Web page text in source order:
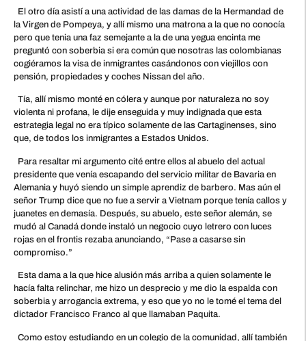
El otro día asistí a una actividad de las damas de la Hermandad de
la Virgen de Pompeya, y allí mismo una matrona a la que no conocía
pero que tenia una faz semejante a la de una yegua encinta me
preguntó con soberbia si era común que nosotras las colombianas
cogiéramos la visa de inmigrantes casándonos con viejillos con
pensión, propiedades y coches Nissan del año.
Tía, allí mismo monté en cólera y aunque por naturaleza no soy
violenta ni profana, le dije enseguida y muy indignada que esta
estrategia legal no era típico solamente de las Cartaginenses, sino
que, de todos los inmigrantes a Estados Unidos.
Para resaltar mi argumento cité entre ellos al abuelo del actual
presidente que venía escapando del servicio militar de Bavaria en
Alemania y huyó siendo un simple aprendiz de barbero. Mas aún el
señor Trump dice que no fue a servir a Vietnam porque tenía callos y
juanetes en demasía. Después, su abuelo, este señor alemán, se
mudó al Canadá donde instaló un negocio cuyo letrero con luces
rojas en el frontis rezaba anunciando, “Pase a casarse sin
compromiso.”
Esta dama a la que hice alusión más arriba a quien solamente le
hacía falta relinchar, me hizo un desprecio y me dio la espalda con
soberbia y arrogancia extrema, y eso que yo no le tomé el tema del
dictador Francisco Franco al que llamaban Paquita.
Como estoy estudiando en un colegio de la comunidad, allí también